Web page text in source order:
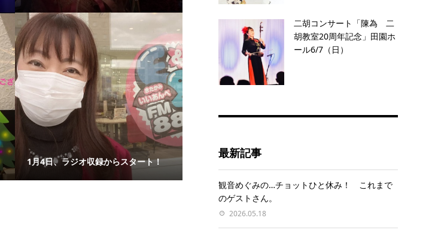
1月4日、ラジオ収録からスタート！
二胡コンサート「陳為 二
胡教室20周年記念」田園ホ
ール6/7（日）
最新記事
観音めぐみの…チョットひと休み！ これまで
のゲストさん。
2026.05.18